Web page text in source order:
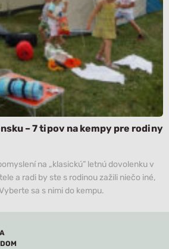
– 7 tipov na kempy pre rodiny
na „klasickú” letnú dovolenku v
a radi by ste s rodinou zažili niečo iné,
sa s nimi do kempu.